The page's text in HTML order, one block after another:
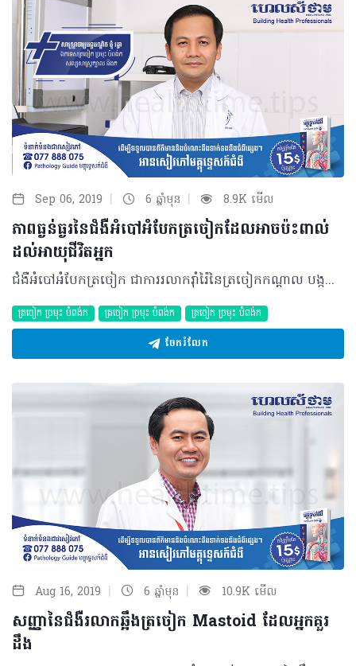
Sep 06, 2019 | 6 ឆ្នាំមុន | 8.9K មើល
ភាពធ្ងន់ធ្ងរនៃជំងឺអំបៅអំបែកត្រចៀកដែលអាចប៉ះពាល់
ដល់អាយុជីវិតអ្នក
ជំងឺអំបៅអំបែកត្រចៀក ជាការរលាករ៉ាំរ៉ៃនៃត្រចៀកកណ្តាល បង្កឡើងដោយសារមេរោគ។ តាមការប៉ាន់ប្រមាណប្រជាជនកម្ពុជាភាគច្រើនបាននិងកំពុងប្រឈមជាមួយបញ្ហានេះ ដែលស្តែងឡើងតាមសណ្ឋាននៃអំបៅអំបែកធម្មតា និងអំបៅអំបែកកម្រិតធ្ងន់ហើយបង្កឲ្យមានគ្រោះថ្នាក់ដោយមិនដឹងខ្លួន។ បុគ្គលប្រឈមខ្ពស់ ភាគច្រើនជំងឺអំបៅអំបែកត្រចៀកកើតមានលើក្មេងតូចៗអាយុក្រោម ៧ឆ្នាំ ដោយសាររន្ធមួយដែលឆ្លងពីត្រចៀកកណ្តាលមកច្រមុះមានប្រវែងខ្លី ធំហើយផ្តេកដែលជាលក្ខខណ្ឌមួយងាយឲ្យមេរោគឆ្លងចូល។ មួយវិញទៀតអំបៅអំបែកនេះ កើតមានក្នុងកម្រិតគួរឲ្យកត់សម្គាល់ចំពោះកុមារដែលរស់នៅក្នុងតំបន់កង្វះអនាម័យ និងកង្វះអាហារូបត្ថម្ភផងដែរ។ មូលហេតុ ការកកើតនៃជំងឺអំបៅអំបែក ទាក់ទងជាពិសេសទៅនឹងការចម្លងរោគនៅសរីរាង្គផ្លូវដង្ហើមផ្នែកខាងលើ។ មានកត្តារួមផ្សំផ្សេងៗទៀតផងដែរដូចជាការកើតជំងឺផ្តាសាយញឹកញាប់ ជំងឺឆ្លងនៃផ្លូវដង្ហើមខាងលើកញ្ជ្រឹល ក្អកមាន់ ការដុះសាច់បំពង់ក សាច់ដុះពីច្រមុះមកក ការរលាកប្រអប់ឆ្អឹងស៊ីនីសសងខាងច្រមុះ អាល្លែកហ្ស៊ីច្រមុះ ការមានដុំសាច់នៅចន្លោះច្រមុះ និងបំពង់ក ការដាក់ ឬប្រើឧបករណ៍ឃាត់ឈាមនៅច្រមុះណែនពេកនាំឲ្យស្ទះរន្ធដល់ត្រចៀកកណ្តាល និងភាពមិនធម្មតានៃច្រមុះ ឬឆែបមាត់។ រោគសញ្ញា សញ្ញាណដំបូង អ្នកជំងឺអំបៅអំបែកអាចមានការឈឺចាប់ ថយចុះសមត្ថភាពក្នុងការស្តាប់ ឬស្តាប់មិនឮតែម្តង ហ៊ឹងត្រចៀក ក្តៅខ្លួន ក្រដាសត្រចៀកឡើងក្រហម ប៉ោងចេញក្រៅ នៅពេលបែក ឬធ្លាយក្រដាសត្រចៀកនោះនឹងមានហូរទឹកចេញពីត្រចៀកមកក្រៅ។ ការធ្វើរោគវិនិច្ឆ័យ អ្នកជំងឺនឹងតម្រូវឲ្យធ្វើការពិនិត្យត្រចៀក សម្អាតត្រចៀកប្រសិនមានហូរទឹកចេញមកក្រៅ បន្ទាប់មកពិនិត្យដោយអង់ដូស្កុប ឬអូតូស្កុប ដាក់ចូលក្នុងត្រចៀក ហើយវានឹងបង្ហាញនូវរូបភាពដូចជាការរហែកក្រដាសត្រចៀករួមជាមួយខ្ទុះនៅជាប់នឹងក្រដាសត្រចៀកដែលរហែកនោះ មានហូរទឹកចេញពីត្រចៀក ហើម ក្រហម និងអាចមើលឃើញដល់ត្រចៀកកណ្តាល។ ការព្យាបាល ជាទូទៅ អ្នកជំងឺនឹងត្រូវព្យាបាលទៅតាមសណ្ឋាននៃអំបៅអំបែក រួមមាន៖ • អំបៅអំបែកធម្មតា ដែលគ្រាន់តែមានការហូរទឹក ការរហែកក្រដាសត្រចៀកដែលមិនប៉ះពាល់ដល់អាយុជីវិត អ្នកជំងឺនឹងត្រូវព្យាបាលដោយការប្រើថ្នាំសម្ងួតទឹកដែលហូរចេញពីត្រចៀក និងបិតក្រដាសត្រចៀករហែកដែលជួយដល់ការស្តាប់ឲ្យបានប្រហែលនឹងត្រចៀកធម្មជាតិរបស់អ្នកជំងឺហើយលែងមានហូរទឹកតទៅទៀត។ • អំបៅអំបែកកម្រិតធ្ងន់ធ្ងរ ដែលអាចប៉ះពាល់ដល់អាយុជីវិត ឬអំបៅអំបែកដែលមាន cholesteatoma អ្នកជំងឺនឹងតម្រូវឲ្យធ្វើការព្យាបាលដោយការវះកាត់ធំ ដើម្បីធ្វើការសម្អាតក្នុងប្រអប់ត្រចៀកកណ្តាល ដោយយកចេញនៃ cholesteatoma ធ្វើការកោសនូវឆ្អឹងពុកៗចេញ និងជួយឲ្យអ្នកជំងឺស្តាប់បានវិញតាមកម្រិតសមស្របមួយ។ ផលវិបាក ការពុំទទួលបានការព្យាបាលត្រឹមត្រូវ ឬយឺតយ៉ាវជំងឺអំបៅអំបែកអាចធ្វើឲ្យប៉ះពាល់ដល់សមត្ថភាពនៃការស្តាប់ ទៅជាស្តាប់មិនឮ មានហៀរទឹកពីក្នុងរន្ធត្រចៀក និងប៉ះពាល់ដល់ទំនាក់ទំនងក្នុងសង្គម។ លក្ខណៈធ្ងន់ធ្ងរផ្សេងទៀត អាចឲ្យអ្នកជំងឺមានការវិវឌ្ឍទៅជា វៀចមាត់ដោយសារមានការបំផ្លាញសរសៃប្រសាទទី៧ ងាយវិលមុខពេលងាកចុះឡើងបន្តិចបន្តួច មេរោគឆ្លងដល់ខួរក្បាល បង្កឲ្យរលាកស្រោមខួរ អាប់សែក្នុងខួរក្បាល និងអាចឲ្យអ្នកជំងឺស្លាប់បាន។ វិធីសាស្ត្របង្ការ ការពារពីមូលហេតុ ដោយត្រូវស្វែងរកការព្យាបាលឲ្យបានទាន់ពេលវេលាប្រសិនមានជំងឺឆ្លងនៅប្រព័ន្ធដង្ហើមផ្នែកខាងលើ ករណីមានដុះសាច់បំពង់កអាចនឹងតម្រូវឲ្យកាត់ចេញ បើមានដុះសាច់នៅតំបន់ចន្លោះច្រមុះ-កចំពោះក្មេង ត្រូវកោសចេញ និងកាត់បន្ថយ ឬទប់ស្កាត់បញ្ហាអាល្លែកហ្ស៊ី។ សម្រាប់អ្នកប្រកបវិជ្ជាជីវសុខាភិបាល ប្រសិនជួបអ្នកជំងឺអំបៅអំបែកសូមប្រញាប់បញ្ជូនមកកាន់ផ្នែកត្រចៀក ច្រមុះ បំពង់ក សល្យសាស្ត្រក្បាល និងកឲ្យបានទាន់ពេលវេលា ព្រោះមួយផ្នែកតូចនៃបញ្ហានេះអាចប៉ះពាល់ដល់ទំនាក់ទំនងក្នុងសង្គម និងអាចបង្កគ្រោះថ្នាក់ដល់អាយុជីវិត។ ចំពោះប្រជាជនគ្រប់រូបបើមានសញ្ញាសង្ស័យណាមួយដូចខាងលើសូមប្រឹក្សាជាមួយគ្រូពេទ្យជាបន្ទាន់ដើម្បីទទួលបានការព្យាបាលសមស្រប និងទាន់ពេលវេលា។ អត្ថបទ៖ ដកស្រង់ចេញពីទស្សនាវដ្តី ហេលស៍ថាម ប្រូ លេខ​ ៨៣ បកស្រាយដោយ៖ សាស្ត្រាចារ្យវេជ្ជបណ្ឌិត ប៉ូ រដ្ឋា ឯកទេសត្រចៀក ច្រមុះ បំពង់ក សល្យសាស្ត្រក្បាល និងក មានតួនាទីជាប្រធានបច្ចេកទេសនៃមន្ទីរពេទ្យព្រះអង្គឌួង និងជាអនុប្រធានមន្ទីរសំរាកព្យាបាលលុច្ស 2019 រក្សាសិទ្ធិគ្រប់យ៉ាង​ដោយ Healthtime Corporation ចំពោះគ្រប់អត្ថបទដោយគ្មានផ្នែកណាមួយត្រូវបោះពុម្ពផ្សាយចូលប្រព័ន្ធអុីនធឺណែតឧបករណ៍អេឡិចត្រូនិកអាត់ជាសំឡេងឬថតចំលងគ្រប់រូបភាពដោយគ្មានការអនុញ្ញាតឡើយ
ត្រចៀក ច្រមុះ បំពង់ក ត្រចៀក ច្រមុះ បំពង់ក ត្រចៀក ច្រមុះ បំពង់ក
ចែករំលែក
Aug 16, 2019 | 6 ឆ្នាំមុន | 10.9K មើល
សញ្ញានៃជំងឺរលាកឆ្អឹងត្រចៀក Mastoid ដែលអ្នកគួរ
ដឹង